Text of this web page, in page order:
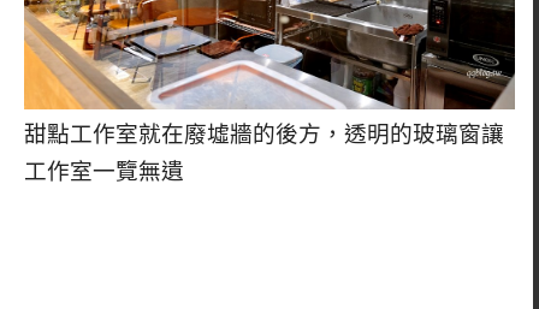
甜點工作室就在廢墟牆的後方，透明的玻璃窗讓
工作室一覽無遺